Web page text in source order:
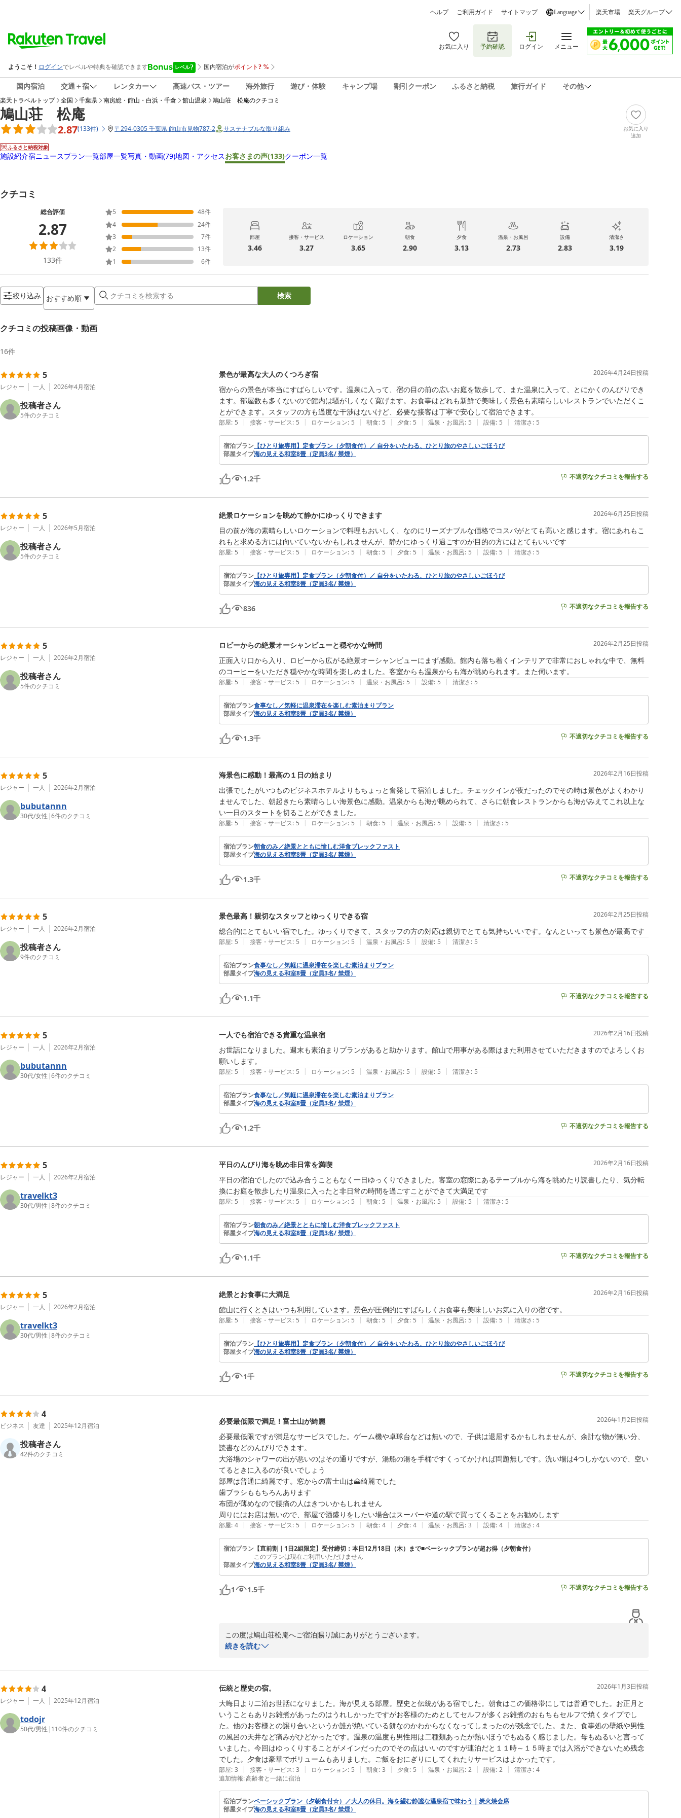
ヘルプ ご利用ガイド サイトマップ Language 楽天市場 楽天グループ
お気に入り 予約確認 ログイン メニュー
国内宿泊 交通＋宿 レンタカー 高速バス・ツアー 海外旅行 遊び・体験 キャンプ場 割引クーポン ふるさと納税 旅行ガイド その他
楽天トラベルトップ 全国 千葉県 南房総・館山・白浜・千倉 館山温泉 鳩山荘 松庵のクチコミ
鳩山荘 松庵
2.87(133件) 〒294-0305 千葉県 館山市見物787-2 サステナブルな取り組み
ふるさと納税対象
お気に入り
追加
施設紹介宿ニュースプラン一覧部屋一覧写真・動画(79)地図・アクセスお客さまの声(133)クーポン一覧
クチコミ
総合評価
2.87
133件
5 48件
4
24件
3
7件
2
13件
1
6件
部屋
3.46
接客・サービス
3.27
ロケーション
3.65
朝食
2.90
夕食
3.13
温泉・お風呂
2.73
設備
2.83
清潔さ
3.19
絞り込み おすすめ順 検索
クチコミの投稿画像・動画
16件
5
レジャー 一人 2026年4月宿泊
投稿者さん
5件のクチコミ
景色が最高な大人のくつろぎ宿 2026年4月24日投稿
宿からの景色が本当にすばらしいです。温泉に入って、宿の目の前の広いお庭を散歩して、また温泉に入って、とにかくのんびりでき
ます。部屋数も多くないので館内は騒がしくなく寛げます。お食事はどれも新鮮で美味しく景色も素晴らしいレストランでいただくこ
とができます。スタッフの方も過度な干渉はないけど、必要な接客は丁寧で安心して宿泊できます。
部屋: 5 | 接客・サービス: 5 | ロケーション: 5 | 朝食: 5 | 夕食: 5 | 温泉・お風呂: 5 | 設備: 5 | 清潔さ: 5
宿泊プラン 【ひとり旅専用】定食プラン（夕朝食付）／ 自分をいたわる、ひとり旅のやさしいごほうび
部屋タイプ海の見える和室8畳（定員3名/ 禁煙）
1.2千 不適切なクチコミを報告する
5
レジャー 一人 2026年5月宿泊
投稿者さん
5件のクチコミ
絶景ロケーションを眺めて静かにゆっくりできます 2026年6月25日投稿
目の前が海の素晴らしいロケーションで料理もおいしく、なのにリーズナブルな価格でコスパがとても高いと感じます。宿にあれもこ
れもと求める方には向いていないかもしれませんが、静かにゆっくり過ごすのが目的の方にはとてもいいです
部屋: 5 | 接客・サービス: 5 | ロケーション: 5 | 朝食: 5 | 夕食: 5 | 温泉・お風呂: 5 | 設備: 5 | 清潔さ: 5
宿泊プラン 【ひとり旅専用】定食プラン（夕朝食付）／ 自分をいたわる、ひとり旅のやさしいごほうび
部屋タイプ海の見える和室8畳（定員3名/ 禁煙）
836 不適切なクチコミを報告する
5
レジャー 一人 2026年2月宿泊
投稿者さん
5件のクチコミ
ロビーからの絶景オーシャンビューと穏やかな時間 2026年2月25日投稿
正面入り口から入り、ロビーから広がる絶景オーシャンビューにまず感動。館内も落ち着くインテリアで非常におしゃれな中で、無料
のコーヒーをいただき穏やかな時間を楽しめました。客室からも温泉からも海が眺められます。また伺います。
部屋: 5 | 接客・サービス: 5 | ロケーション: 5 | 温泉・お風呂: 5 | 設備: 5 | 清潔さ: 5
宿泊プラン食事なし／気軽に温泉滞在を楽しむ素泊まりプラン
部屋タイプ海の見える和室8畳（定員3名/ 禁煙）
1.3千 不適切なクチコミを報告する
5
レジャー 一人 2026年2月宿泊
bubutannn
30代/女性 |6件のクチコミ
海景色に感動！最高の１日の始まり 2026年2月16日投稿
出張でしたがいつものビジネスホテルよりもちょっと奮発して宿泊しました。チェックインが夜だったのでその時は景色がよくわかり
ませんでした、朝起きたら素晴らしい海景色に感動。温泉からも海が眺められて、さらに朝食レストランからも海がみえてこれ以上な
い一日のスタートを切ることができました。
部屋: 5 | 接客・サービス: 5 | ロケーション: 5 | 朝食: 5 | 温泉・お風呂: 5 | 設備: 5 | 清潔さ: 5
宿泊プラン朝食のみ／絶景とともに愉しむ洋食ブレックファスト
部屋タイプ海の見える和室8畳（定員3名/ 禁煙）
1.3千 不適切なクチコミを報告する
5
レジャー 一人 2026年2月宿泊
投稿者さん
9件のクチコミ
景色最高！親切なスタッフとゆっくりできる宿 2026年2月25日投稿
部屋: 5 | 接客・サービス: 5 | ロケーション: 5 | 温泉・お風呂: 5 | 設備: 5 | 清潔さ: 5
宿泊プラン食事なし／気軽に温泉滞在を楽しむ素泊まりプラン
部屋タイプ海の見える和室8畳（定員3名/ 禁煙）
1.1千 不適切なクチコミを報告する
5
レジャー 一人 2026年2月宿泊
bubutannn
30代/女性 |6件のクチコミ
一人でも宿泊できる貴重な温泉宿 2026年2月16日投稿
お世話になりました。週末も素泊まりプランがあると助かります。館山で用事がある際はまた利用させていただきますのでよろしくお
願いします。
部屋: 5 | 接客・サービス: 5 | ロケーション: 5 | 温泉・お風呂: 5 | 設備: 5 | 清潔さ: 5
宿泊プラン食事なし／気軽に温泉滞在を楽しむ素泊まりプラン
部屋タイプ海の見える和室8畳（定員3名/ 禁煙）
1.2千 不適切なクチコミを報告する
5
レジャー 一人 2026年2月宿泊
travelkt3
30代/男性 |8件のクチコミ
平日のんびり海を眺め非日常を満喫 2026年2月16日投稿
平日の宿泊でしたので込み合うこともなく一日ゆっくりできました。客室の窓際にあるテーブルから海を眺めたり読書したり、気分転
換にお庭を散歩したり温泉に入ったと非日常の時間を過ごすことができて大満足です
部屋: 5 | 接客・サービス: 5 | ロケーション: 5 | 朝食: 5 | 温泉・お風呂: 5 | 設備: 5 | 清潔さ: 5
宿泊プラン朝食のみ／絶景とともに愉しむ洋食ブレックファスト
部屋タイプ海の見える和室8畳（定員3名/ 禁煙）
1.1千 不適切なクチコミを報告する
5
レジャー 一人 2026年2月宿泊
travelkt3
30代/男性 |8件のクチコミ
絶景とお食事に大満足 2026年2月16日投稿
館山に行くときはいつも利用しています。景色が圧倒的にすばらしくお食事も美味しいお気に入りの宿です。
部屋: 5 | 接客・サービス: 5 | ロケーション: 5 | 朝食: 5 | 夕食: 5 | 温泉・お風呂: 5 | 設備: 5 | 清潔さ: 5
宿泊プラン 【ひとり旅専用】定食プラン（夕朝食付）／ 自分をいたわる、ひとり旅のやさしいごほうび
部屋タイプ海の見える和室8畳（定員3名/ 禁煙）
1千 不適切なクチコミを報告する
4
ビジネス 友達 2025年12月宿泊
投稿者さん
42件のクチコミ
必要最低限で満足！富士山が綺麗 2026年1月2日投稿
必要最低限ですが満足なサービスでした。ゲーム機や卓球台などは無いので、子供は退屈するかもしれませんが、余計な物が無い分、
読書などのんびりできます。
大浴場のシャワーの出が悪いのはその通りですが、湯船の湯を手桶ですくってかければ問題無しです。洗い場は4つしかないので、空い
てるときに入るのが良いでしょう
部屋は普通に綺麗です。窓からの富士山は🗻綺麗でした
歯ブラシももちろんあります
布団が薄めなので腰痛の人はきついかもしれません
部屋: 4 | 接客・サービス: 5 | ロケーション: 5 | 朝食: 4 | 夕食: 4 | 温泉・お風呂: 3 | 設備: 4 | 清潔さ: 4
宿泊プラン 【直前割｜1日2組限定】受付締切：本日12月18日（木）まで■ベーシックプランが超お得（夕朝食付）
このプランは現在ご利用いただけません
部屋タイプ海の見える和室8畳（定員3名/ 禁煙）
1 1.5千 不適切なクチコミを報告する
この度は鳩山荘松庵へご宿泊賜り誠にありがとうございます。
富士山の景色やご滞在をゆったりとお楽しみいただけたとのこと、大変嬉しく存じます。また静かにお過ごしになりたい際には、
鳩山荘 松庵
2026-01-12
続きを読む
4
レジャー 一人 2025年12月宿泊
todojr
50代/男性 | 110件のクチコミ
伝統と歴史の宿。 2026年1月3日投稿
大晦日より二泊お世話になりました。海が見える部屋。歴史と伝統がある宿でした。朝食はこの価格帯にしては普通でした。お正月と
いうこともありお雑煮があったのはうれしかったですがお客様のためとしてセルフが多くお雑煮のおもちもセルフで焼くタイプでし
た。他のお客様との譲り合いというか誰が焼いている餅なのかわからなくなってしまったのが残念でした。また、食事処の壁紙や男性
の風呂の天井など痛みがひどかったです。温泉の温度も男性用は二種類あったが熱いほうでもぬるく感じました。母もぬるいと言って
いました。今回はゆっくりすることがメインだったのでその点はいいのですが連泊だと１１時～１５時までは入浴ができないため残念
部屋: 3 | 接客・サービス: 3 | ロケーション: 5 | 朝食: 3 | 夕食: 5 | 温泉・お風呂: 2 | 設備: 2 | 清潔さ: 4
追加情報:高齢者と一緒に宿泊
宿泊プランベーシックプラン（夕朝食付☆）／大人の休日。海を望む静謐な温泉宿で味わう｜炭火焼会席
部屋タイプ海の見える和室8畳（定員3名/ 禁煙）